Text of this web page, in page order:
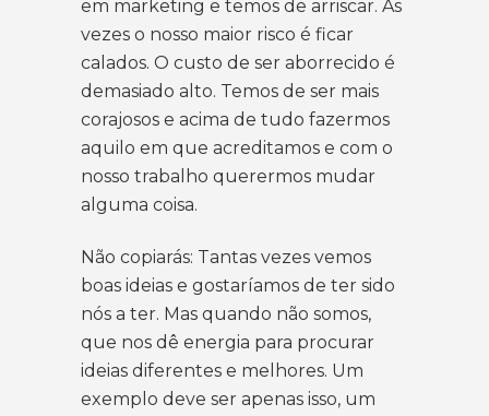
em marketing e temos de arriscar. Às
vezes o nosso maior risco é ficar
calados. O custo de ser aborrecido é
demasiado alto. Temos de ser mais
corajosos e acima de tudo fazermos
aquilo em que acreditamos e com o
nosso trabalho querermos mudar
alguma coisa.
Não copiarás: Tantas vezes vemos
boas ideias e gostaríamos de ter sido
nós a ter. Mas quando não somos,
que nos dê energia para procurar
ideias diferentes e melhores. Um
exemplo deve ser apenas isso, um